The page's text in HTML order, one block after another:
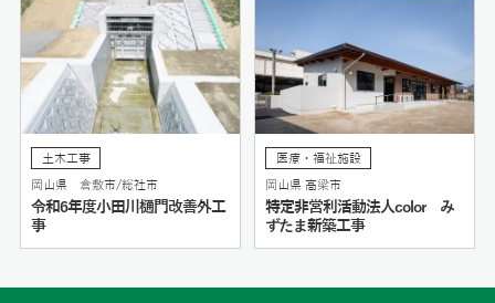
土木工事
岡山県 倉敷市/総社市
令和6年度小田川樋門改善外工
事
医療・福祉施設
岡山県 高梁市
特定非営利活動法人color み
ずたま新築工事